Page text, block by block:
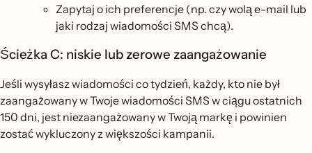
Zapytaj o ich preferencje (np. czy wolą e-mail lub
jaki rodzaj wiadomości SMS chcą).
Ścieżka C: niskie lub zerowe zaangażowanie
Jeśli wysyłasz wiadomości co tydzień, każdy, kto nie był
zaangażowany w Twoje wiadomości SMS w ciągu ostatnich
150 dni, jest niezaangażowany w Twoją markę i powinien
zostać wykluczony z większości kampanii.